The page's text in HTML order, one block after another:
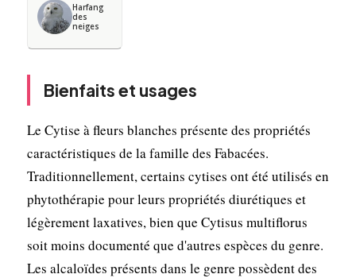
Harfang
des
neiges
Bienfaits et usages
Le Cytise à fleurs blanches présente des propriétés
caractéristiques de la famille des Fabacées.
Traditionnellement, certains cytises ont été utilisés en
phytothérapie pour leurs propriétés diurétiques et
légèrement laxatives, bien que Cytisus multiflorus
soit moins documenté que d'autres espèces du genre.
Les alcaloïdes présents dans le genre possèdent des